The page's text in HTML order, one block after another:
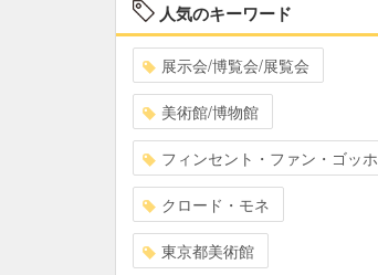
人気のキーワード
展示会/博覧会/展覧会
美術館/博物館
フィンセント・ファン・ゴッホ
クロード・モネ
東京都美術館